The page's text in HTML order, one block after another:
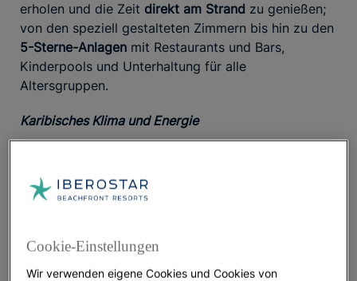
erholen und die Zeit direkt am Strand zu genießen;
von den speziell gestalteten Zimmern bis hin zu den
5-Sterne-Anlagen mit Restaurants und Bars,
Kinderpools und Unterhaltung für alle
Altersgruppen.
Karibisches Klima und Energie
ganze Jahr über ein warmes Ziel, mit
angenehmer Luftfeuchtigkeit und milden
Trockenzeit oder Hochsaison reicht von Dezember
bis April, während die Regenzeit von Mai bis
Cookie-Einstellungen
Wir verwenden eigene Cookies und Cookies von